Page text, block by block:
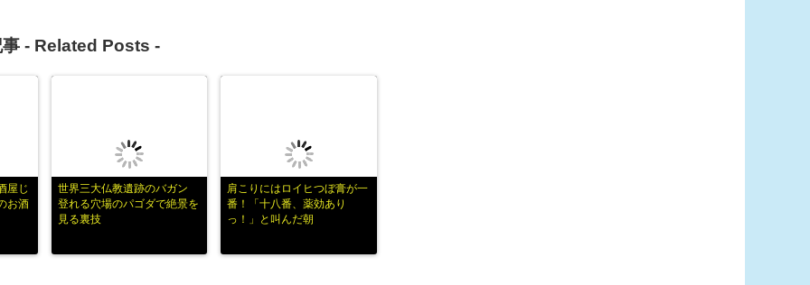
- Related Posts -
屋じ
お酒
世界三大仏教遺跡のバガン
登れる穴場のパゴダで絶景を
見る裏技
肩こりにはロイヒつぼ膏が一
番！「十八番、薬効あり
っ！」と叫んだ朝